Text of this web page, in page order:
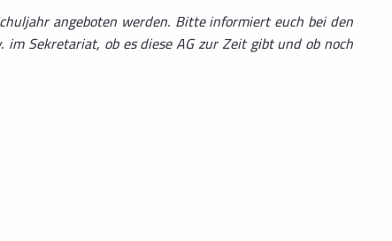
angeboten werden. Bitte informiert euch bei den
Sekretariat, ob es diese AG zur Zeit gibt und ob noch